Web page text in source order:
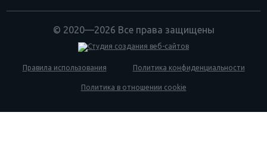
© 2020—2026 Все права защищены
Правила использования Политика конфиденциальности
Политика в отношении cookie